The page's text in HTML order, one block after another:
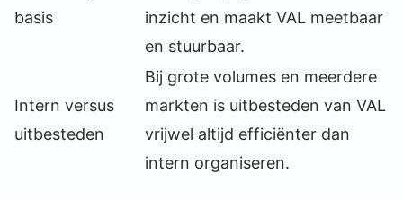
basis
inzicht en maakt VAL meetbaar
en stuurbaar.
Intern versus
uitbesteden
Bij grote volumes en meerdere
markten is uitbesteden van VAL
vrijwel altijd efficiënter dan
intern organiseren.